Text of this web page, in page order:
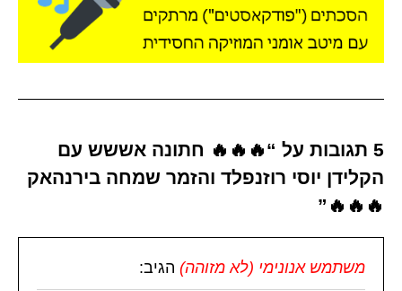
5 תגובות על “🔥🔥🔥 חתונה אששש עם
הקלידן יוסי רוזנפלד והזמר שמחה בירנהאק
🔥🔥🔥”
משתמש אנונימי (לא מזוהה) הגיב: